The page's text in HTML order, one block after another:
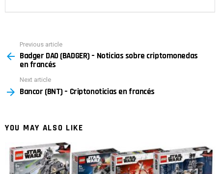
more
Previous article
Badger DAO (BADGER) – Noticias sobre criptomonedas
en francés
Next article
Bancor (BNT) – Criptonoticias en francés
YOU MAY ALSO LIKE